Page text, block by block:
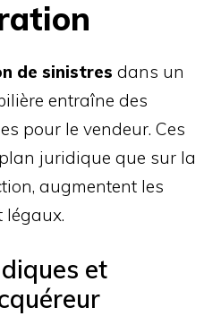
de sinistres dans un
entraîne des
pour le vendeur. Ces
juridique que sur la
augmentent les
légaux.
et